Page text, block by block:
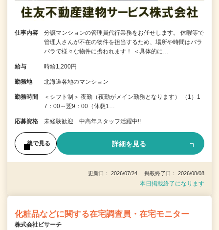
仕事内容
分譲マンションの管理員代行業務をお任せします。 休暇等で
管理人さんが不在の物件を担当するため、場所や時間はバラ
バラで様々な物件に携われます！ ＜具体的に…
給与 時給1,200円
勤務地 北海道各地のマンション
勤務時間
＜シフト制＞ 夜勤（夜勤がメイン勤務となります） （1）1
7：00～翌9：00（休憩1…
応募資格 未経験歓迎 中高年スタッフ活躍中!!
後で見る 詳細を見る
更新日： 2026/07/24 掲載終了日： 2026/08/08
本日掲載終了になります
化粧品などに関する在宅調査員・在宅モニター
株式会社ビサーチ